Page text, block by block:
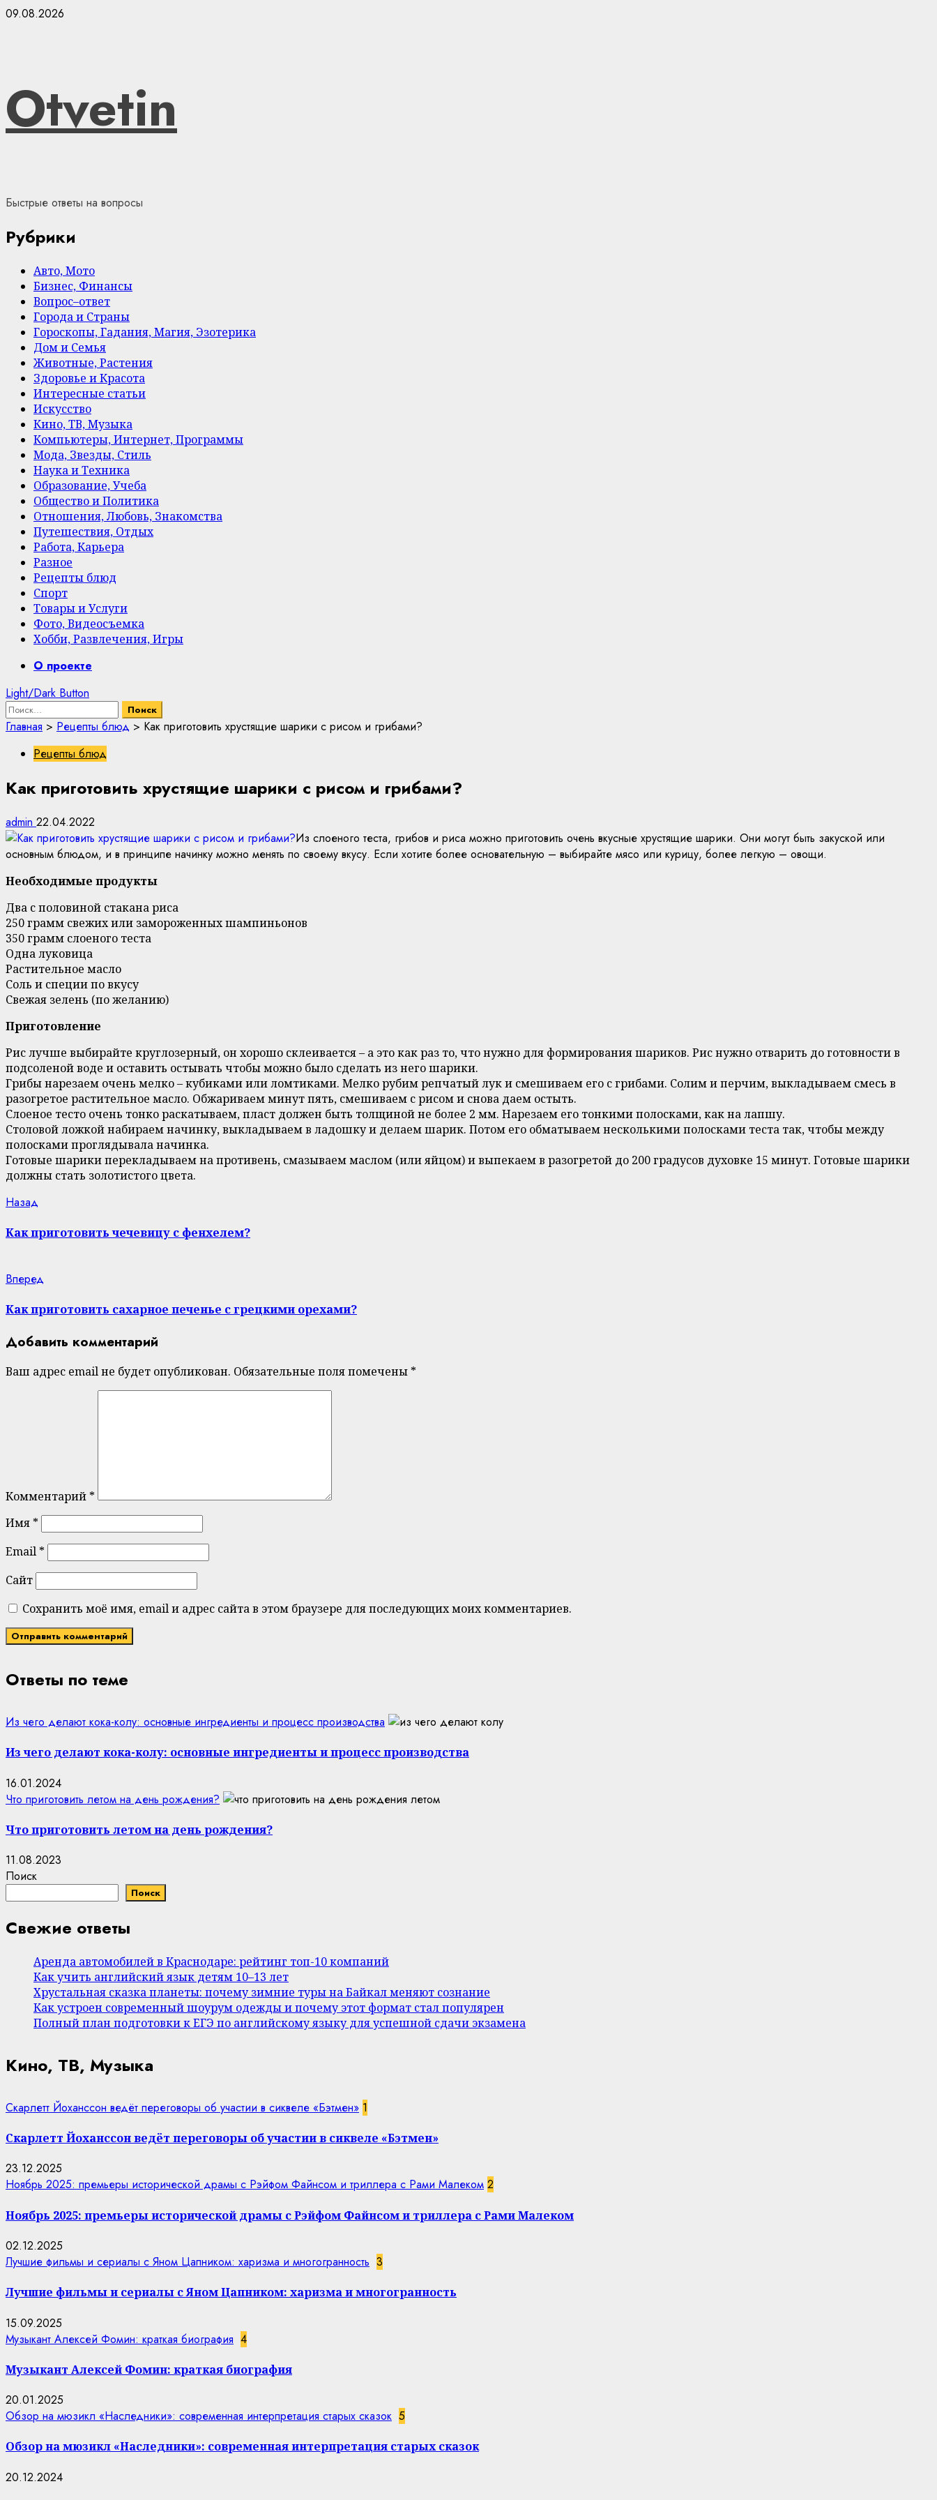
Skip
09.08.2026
Otvetin
Быстрые ответы на вопросы
Рубрики
Авто, Мото
Бизнес, Финансы
Вопрос–ответ
Города и Страны
Гороскопы, Гадания, Магия, Эзотерика
Дом и Семья
Животные, Растения
Здоровье и Красота
Интересные статьи
Искусство
Кино, ТВ, Музыка
Компьютеры, Интернет, Программы
Мода, Звезды, Стиль
Наука и Техника
Образование, Учеба
Общество и Политика
Отношения, Любовь, Знакомства
Путешествия, Отдых
Работа, Карьера
Разное
Рецепты блюд
Спорт
Товары и Услуги
Фото, Видеосъемка
Хобби, Развлечения, Игры
PrimaryО проекте
Light/Dark Button
Найти:
Главная > Рецепты блюд > Как приготовить хрустящие шарики с рисом и грибами?
Рецепты блюд
Как приготовить хрустящие шарики с рисом и грибами?
admin 22.04.2022
Из слоеного теста, грибов и риса можно приготовить очень вкусные хрустящие шарики. Они могут быть закуской или
основным блюдом, и в принципе начинку можно менять по своему вкусу. Если хотите более основательную – выбирайте мясо или курицу, более легкую – овощи.
Необходимые продукты
Два с половиной стакана риса
250 грамм свежих или замороженных шампиньонов
350 грамм слоеного теста
Одна луковица
Растительное масло
Соль и специи по вкусу
Свежая зелень (по желанию)
Приготовление
Рис лучше выбирайте круглозерный, он хорошо склеивается – а это как раз то, что нужно для формирования шариков. Рис нужно отварить до готовности в
подсоленой воде и оставить остывать чтобы можно было сделать из него шарики.
Грибы нарезаем очень мелко – кубиками или ломтиками. Мелко рубим репчатый лук и смешиваем его с грибами. Солим и перчим, выкладываем смесь в
разогретое растительное масло. Обжариваем минут пять, смешиваем с рисом и снова даем остыть.
Слоеное тесто очень тонко раскатываем, пласт должен быть толщиной не более 2 мм. Нарезаем его тонкими полосками, как на лапшу.
Столовой ложкой набираем начинку, выкладываем в ладошку и делаем шарик. Потом его обматываем несколькими полосками теста так, чтобы между
полосками проглядывала начинка.
Готовые шарики перекладываем на противень, смазываем маслом (или яйцом) и выпекаем в разогретой до 200 градусов духовке 15 минут. Готовые шарики
должны стать золотистого цвета.
Continue
Reading
Назад
Как приготовить чечевицу с фенхелем?
Вперед
Как приготовить сахарное печенье с грецкими орехами?
Добавить комментарий
Ваш адрес email не будет опубликован. Обязательные поля помечены *
Комментарий *
Имя *
Email *
Сайт
Сохранить моё имя, email и адрес сайта в этом браузере для последующих моих комментариев.
Ответы по теме
Из чего делают кока-колу: основные ингредиенты и процесс производства
Из чего делают кока-колу: основные ингредиенты и процесс производства
16.01.2024
Что приготовить летом на день рождения?
Что приготовить летом на день рождения?
11.08.2023
Поиск
Поиск
Свежие ответы
Аренда автомобилей в Краснодаре: рейтинг топ-10 компаний
Как учить английский язык детям 10–13 лет
Хрустальная сказка планеты: почему зимние туры на Байкал меняют сознание
Как устроен современный шоурум одежды и почему этот формат стал популярен
Полный план подготовки к ЕГЭ по английскому языку для успешной сдачи экзамена
Кино, ТВ, Музыка
Скарлетт Йоханссон ведёт переговоры об участии в сиквеле «Бэтмен» 1
Скарлетт Йоханссон ведёт переговоры об участии в сиквеле «Бэтмен»
23.12.2025
Ноябрь 2025: премьеры исторической драмы с Рэйфом Файнсом и триллера с Рами Малеком 2
Ноябрь 2025: премьеры исторической драмы с Рэйфом Файнсом и триллера с Рами Малеком
02.12.2025
Лучшие фильмы и сериалы с Яном Цапником: харизма и многогранность 3
Лучшие фильмы и сериалы с Яном Цапником: харизма и многогранность
15.09.2025
Музыкант Алексей Фомин: краткая биография 4
Музыкант Алексей Фомин: краткая биография
20.01.2025
Обзор на мюзикл «Наследники»: современная интерпретация старых сказок 5
Обзор на мюзикл «Наследники»: современная интерпретация старых сказок
20.12.2024